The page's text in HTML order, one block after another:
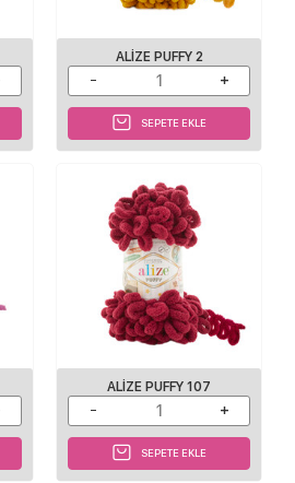
ALIZE PUFFY 2
SEPETE EKLE
ALIZE PUFFY 107
SEPETE EKLE